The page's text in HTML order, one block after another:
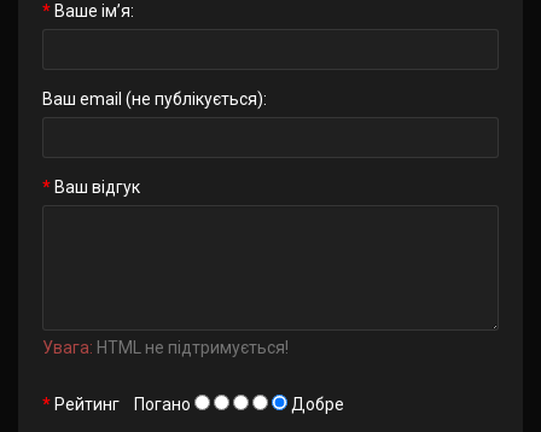
Ваше ім’я:
Ваш email (не публікується):
Ваш відгук
Увага: HTML не підтримується!
Рейтинг Погано Добре